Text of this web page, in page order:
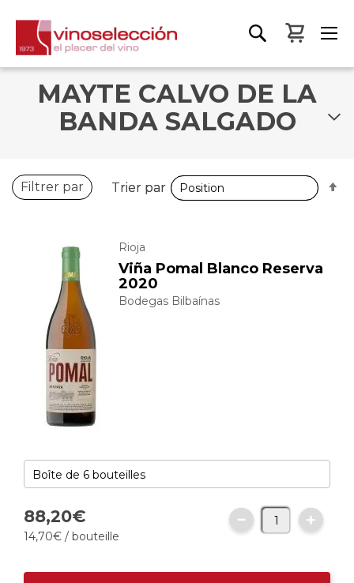
Mon
MAYTE CALVO DE LA
BANDA SALGADO
Rioja
Viña Pomal Blanco Reserva
2020
Bodegas Bilbaínas
88,20€
14,70€ / bouteille
Filtrer par Trier par
Trier par